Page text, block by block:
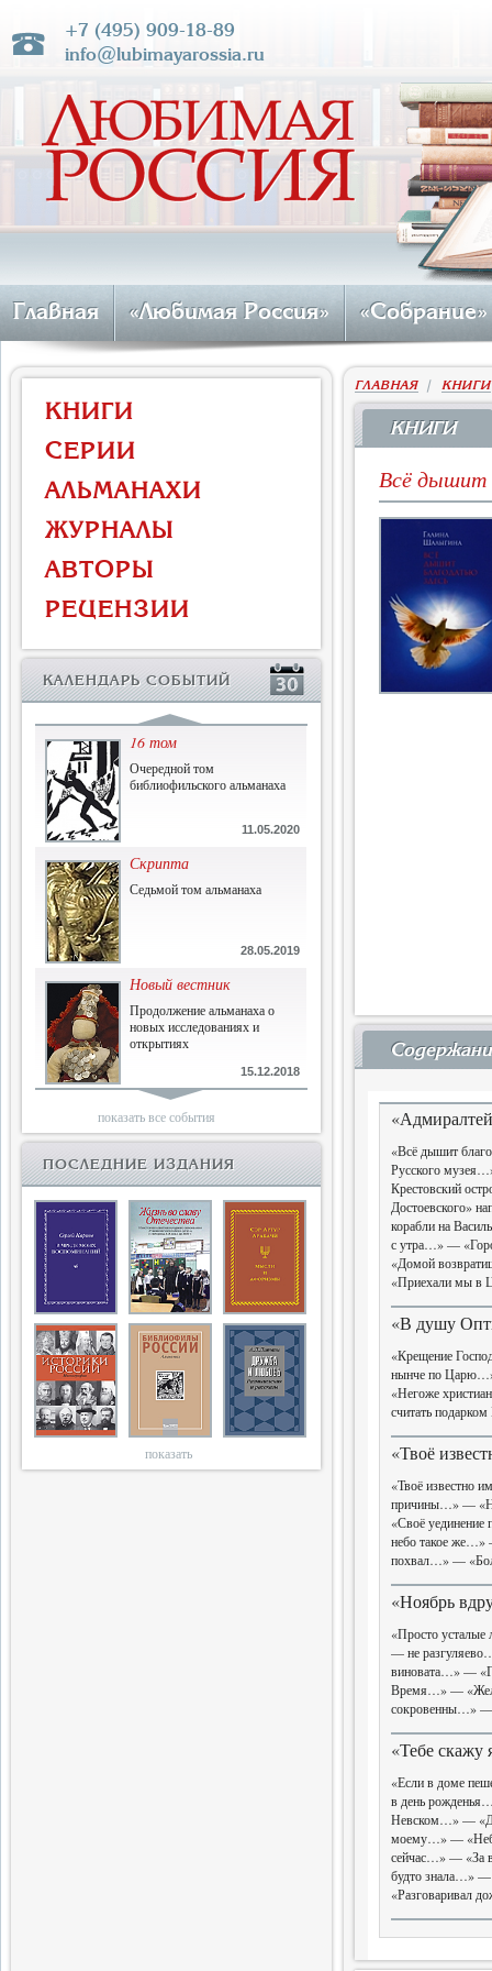
+7 (495) 909-18-89
info@lubimayarossia.ru
Главная «Любимая Россия» «Собрание»
КНИГИ
СЕРИИ
АЛЬМАНАХИ
ЖУРНАЛЫ
АВТОРЫ
РЕЦЕНЗИИ
КАЛЕНДАРЬ СОБЫТИЙ
Власть и церковь
Противостояние во время
массового голода
История и историческая
исторической мысли
16 том
Очередной том
библиофильского альманаха
11.05.2020
Скрипта
Седьмой том альманаха
28.05.2019
Новый вестник
Продолжение альманаха о
новых исследованиях и
открытиях
15.12.2018
Библиофилам
Четырнадцатый и не последний
Двенадцатый
Новый том Вестника истории,
литературы, искусства
25.09.2017
Книги блокады
Последняя книга Т.В.Сталевой
15.06.2017
Энциклопедия историков
показать все события
ПОСЛЕДНИЕ ИЗДАНИЯ
показать
ГЛАВНАЯ| КНИГИ
КНИГИ
Всё дышит
«Всё дышит
Русского
Крестовский
Достоевского»
корабли на
с утра…» —
«Домой
«Приехали мы в
«В душу
«Крещение
нынче по
«Негоже
считать
«Твоё
«Твоё известно
причины…» —
«Своё
небо такое
похвал…» —
«Ноябрь
«Просто
— не
виновата…» —
Время…» —
сокровенны…»
«Тебе
«Если в доме
в день
Невском…» —
моему…» —
сейчас…» — «За
будто знала…»
«Разговаривал